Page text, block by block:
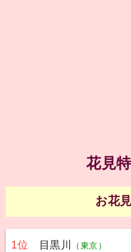
花見
お花
1位 目黒川 （東京）